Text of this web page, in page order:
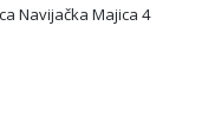
Navijačka Majica 4